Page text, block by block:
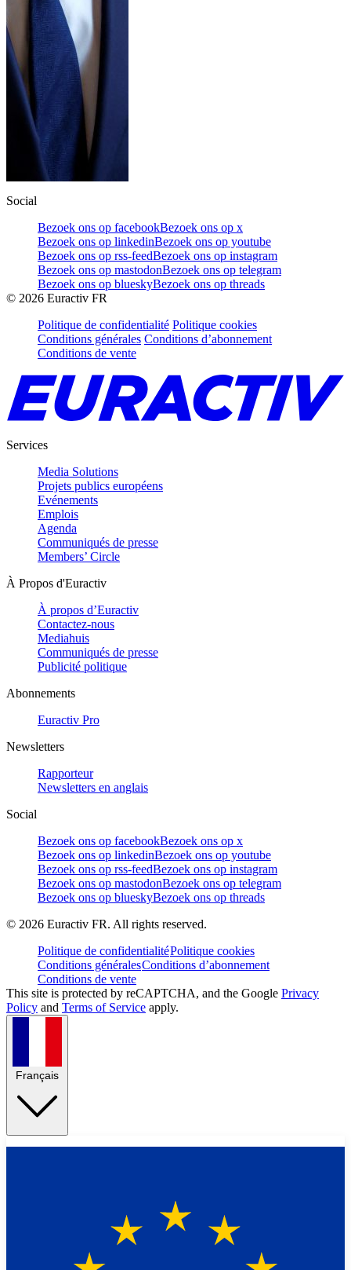
Social
Bezoek ons op facebookBezoek ons op x
Bezoek ons op linkedinBezoek ons op youtube
Bezoek ons op rss-feedBezoek ons op instagram
Bezoek ons op mastodonBezoek ons op telegram
Bezoek ons op blueskyBezoek ons op threads
© 2026 Euractiv FR
Politique de confidentialité Politique cookies
Conditions générales Conditions d’abonnement
Conditions de vente
Services
Media Solutions
Projets publics européens
Evénements
Emplois
Agenda
Communiqués de presse
Members’ Circle
À Propos d'Euractiv
À propos d’Euractiv
Contactez-nous
Mediahuis
Communiqués de presse
Publicité politique
Abonnements
Euractiv Pro
Newsletters
Rapporteur
Newsletters en anglais
Social
Bezoek ons op facebookBezoek ons op x
Bezoek ons op linkedinBezoek ons op youtube
Bezoek ons op rss-feedBezoek ons op instagram
Bezoek ons op mastodonBezoek ons op telegram
Bezoek ons op blueskyBezoek ons op threads
© 2026 Euractiv FR. All rights reserved.
Politique de confidentialitéPolitique cookies
Conditions généralesConditions d’abonnement
Conditions de vente
This site is protected by reCAPTCHA, and the Google Privacy
Policy and Terms of Service apply.
Français